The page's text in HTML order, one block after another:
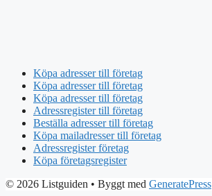
Köpa adresser till företag
Köpa adresser till företag
Köpa adresser till företag
Adressregister till företag
Beställa adresser till företag
Köpa mailadresser till företag
Adressregister företag
Köpa företagsregister
© 2026 Listguiden • Byggt med GeneratePress